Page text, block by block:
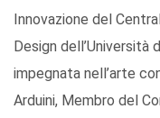
Innovazione del
Design
impegnata nell’arte
Arduini, Membro del